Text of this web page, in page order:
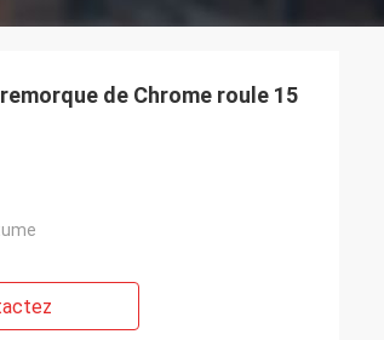
de Chrome roule 15